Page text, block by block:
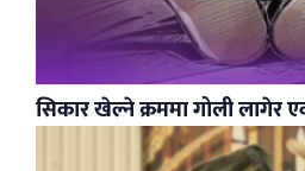
सिकार खेल्ने क्रममा गोली लागेर